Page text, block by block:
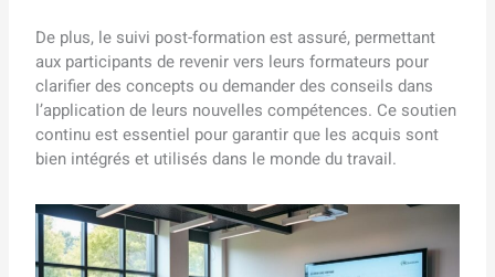
De plus, le suivi post-formation est assuré, permettant
aux participants de revenir vers leurs formateurs pour
clarifier des concepts ou demander des conseils dans
l’application de leurs nouvelles compétences. Ce soutien
continu est essentiel pour garantir que les acquis sont
bien intégrés et utilisés dans le monde du travail.